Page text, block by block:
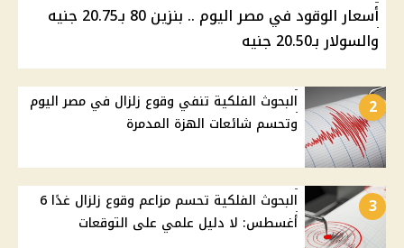
أسعار الوقود في مصر اليوم .. بنزين 80 بـ20.75 جنيه
والسولار بـ20.50 جنيه
2
البحوث الفلكية تنفي وقوع زلزال في مصر اليوم
وتحسم شائعات الهزة المدمرة
3
البحوث الفلكية تحسم مزاعم وقوع زلزال غدًا 6
أغسطس: لا دليل علمي على التوقعات